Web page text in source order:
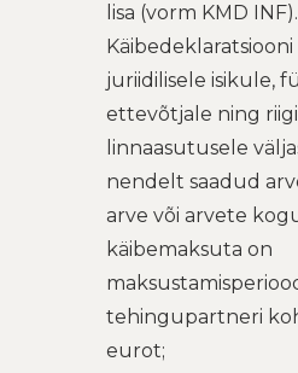
lisa (vorm KMD INF).
juriidilisele isikule,
ettevõtjale ning
linnaasutusele
nendelt saadud
arve või arvete
käibemaksuta on
tehingupartneri
eurot;